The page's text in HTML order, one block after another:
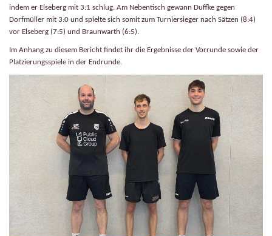
indem er Elseberg mit 3:1 schlug. Am Nebentisch gewann Duffke gegen
Dorfmüller mit 3:0 und spielte sich somit zum Turniersieger nach Sätzen (8:4)
vor Elseberg (7:5) und Braunwarth (6:5).
Im Anhang zu diesem Bericht findet ihr die Ergebnisse der Vorrunde sowie der
Platzierungsspiele in der Endrunde.